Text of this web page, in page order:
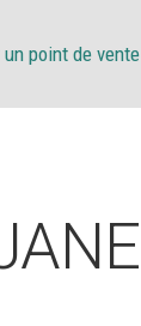
un point de vente